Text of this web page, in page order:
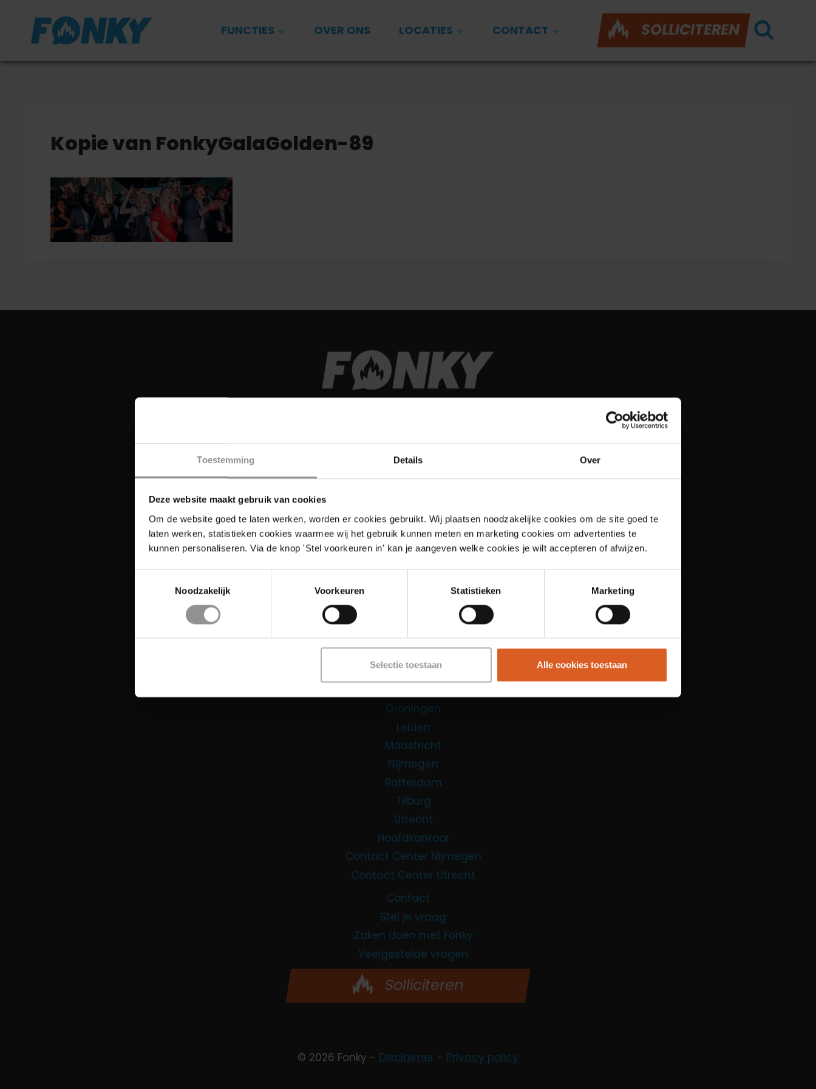
Toestemming Details Over
Deze website maakt gebruik van cookies
Om de website goed te laten werken, worden er cookies gebruikt. Wij plaatsen noodzakelijke cookies om de site goed te
laten werken, statistieken cookies waarmee wij het gebruik kunnen meten en marketing cookies om advertenties te
kunnen personaliseren. Via de knop 'Stel voorkeuren in' kan je aangeven welke cookies je wilt accepteren of afwijzen.
Noodzakelijk
Voorkeuren Statistieken Marketing
Selectie toestaan Alle cookies toestaan
inhoud
FUNCTIES OVER ONS LOCATIES CONTACT SOLLICITEREN
Kopie van FonkyGalaGolden-89
Links
Functies
Sales Agent
Contact Center Agent
Promotiemedewerker
Over ons
Locaties
Groningen
Leiden
Maastricht
Nijmegen
Rotterdam
Tilburg
Utrecht
Hoofdkantoor
Contact Center Nijmegen
Contact Center Utrecht
Contact
Stel je vraag
Zaken doen met Fonky
Veelgestelde vragen
Solliciteren
© 2026 Fonky - Disclaimer - Privacy policy